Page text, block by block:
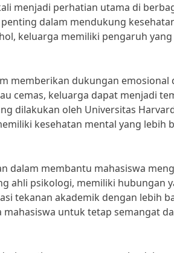
menjadi perhatian utama di
dalam mendukung
keluarga memiliki pengaruh
memberikan dukungan emosional
cemas, keluarga dapat menjadi
dilakukan oleh Universitas
kesehatan mental yang lebih
dalam membantu mahasiswa
ahli psikologi, memiliki hubungan
tekanan akademik dengan lebih
untuk tetap semangat